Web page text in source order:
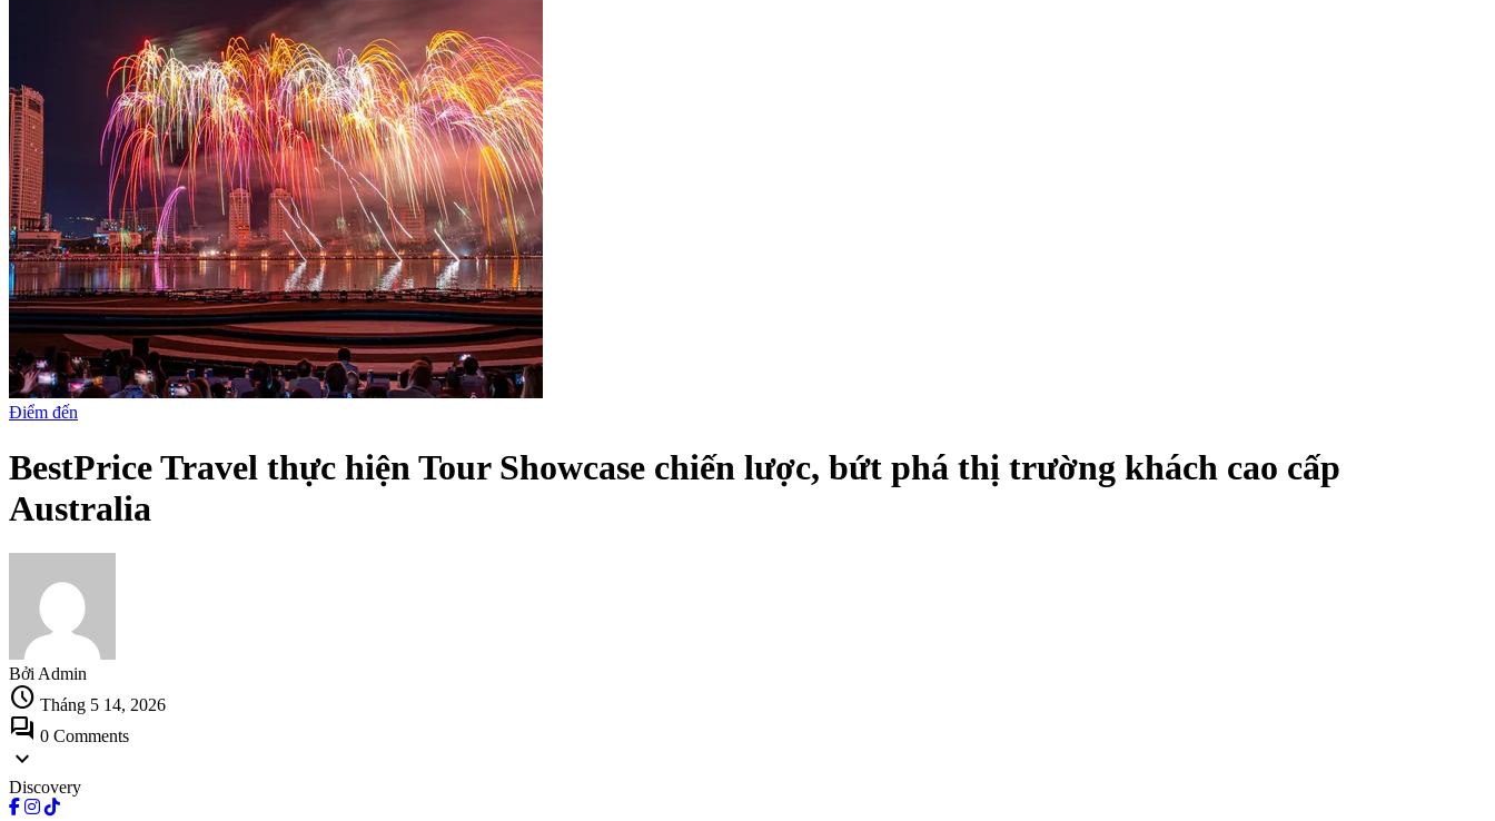
Điểm đến
BestPrice Travel thực hiện Tour Showcase chiến lược, bứt phá thị trường khách cao cấp
Australia
Bởi Admin
schedule Tháng 5 14, 2026
forum 0 Comments
expand_more
Discovery